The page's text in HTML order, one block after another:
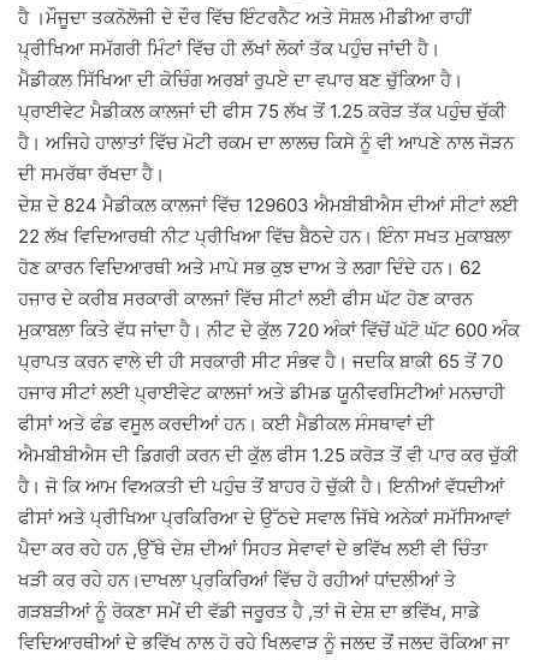
ਹੈ ।ਮੌਜੂਦਾ ਤਕਨੋਲੋਜੀ ਦੇ ਦੌਰ ਵਿੱਚ ਇੰਟਰਨੈਟ ਅਤੇ ਸੋਸ਼ਲ ਮੀਡੀਆ ਰਾਹੀਂ
ਪ੍ਰੀਖਿਆ ਸਮੱਗਰੀ ਮਿੰਟਾਂ ਵਿੱਚ ਹੀ ਲੱਖਾਂ ਲੋਕਾਂ ਤੱਕ ਪਹੁੰਚ ਜਾਂਦੀ ਹੈ।
ਮੈਡੀਕਲ ਸਿੱਖਿਆ ਦੀ ਕੋਚਿੰਗ ਅਰਬਾਂ ਰੁਪਏ ਦਾ ਵਪਾਰ ਬਣ ਚੁੱਕਿਆ ਹੈ।
ਪ੍ਰਾਈਵੇਟ ਮੈਡੀਕਲ ਕਾਲਜਾਂ ਦੀ ਫੀਸ 75 ਲੱਖ ਤੋਂ 1.25 ਕਰੋੜ ਤੱਕ ਪਹੁੰਚ ਚੁੱਕੀ
ਹੈ। ਅਜਿਹੇ ਹਾਲਾਤਾਂ ਵਿੱਚ ਮੋਟੀ ਰਕਮ ਦਾ ਲਾਲਚ ਕਿਸੇ ਨੂੰ ਵੀ ਆਪਣੇ ਨਾਲ ਜੋੜਨ
ਦੀ ਸਮਰੱਥਾ ਰੱਖਦਾ ਹੈ।
ਦੇਸ਼ ਦੇ 824 ਮੈਡੀਕਲ ਕਾਲਜਾਂ ਵਿੱਚ 129603 ਐਮਬੀਬੀਐਸ ਦੀਆਂ ਸੀਟਾਂ ਲਈ
22 ਲੱਖ ਵਿਦਿਆਰਥੀ ਨੀਟ ਪ੍ਰੀਖਿਆ ਵਿੱਚ ਬੈਠਦੇ ਹਨ। ਇੰਨਾ ਸਖਤ ਮੁਕਾਬਲਾ
ਹੋਣ ਕਾਰਨ ਵਿਦਿਆਰਥੀ ਅਤੇ ਮਾਪੇ ਸਭ ਕੁਝ ਦਾਅ ਤੇ ਲਗਾ ਦਿੰਦੇ ਹਨ। 62
ਹਜਾਰ ਦੇ ਕਰੀਬ ਸਰਕਾਰੀ ਕਾਲਜਾਂ ਵਿੱਚ ਸੀਟਾਂ ਲਈ ਫੀਸ ਘੱਟ ਹੋਣ ਕਾਰਨ
ਮੁਕਾਬਲਾ ਕਿਤੇ ਵੱਧ ਜਾਂਦਾ ਹੈ। ਨੀਟ ਦੇ ਕੁੱਲ 720 ਅੰਕਾਂ ਵਿੱਚੋਂ ਘੱਟੋ ਘੱਟ 600 ਅੰਕ
ਪ੍ਰਾਪਤ ਕਰਨ ਵਾਲੇ ਦੀ ਹੀ ਸਰਕਾਰੀ ਸੀਟ ਸੰਭਵ ਹੈ। ਜਦਕਿ ਬਾਕੀ 65 ਤੋਂ 70
ਹਜਾਰ ਸੀਟਾਂ ਲਈ ਪ੍ਰਾਈਵੇਟ ਕਾਲਜਾਂ ਅਤੇ ਡੀਮਡ ਯੂਨੀਵਰਸਿਟੀਆਂ ਮਨਚਾਹੀ
ਫੀਸਾਂ ਅਤੇ ਫੰਡ ਵਸੂਲ ਕਰਦੀਆਂ ਹਨ। ਕਈ ਮੈਡੀਕਲ ਸੰਸਥਾਵਾਂ ਦੀ
ਐਮਬੀਬੀਐਸ ਦੀ ਡਿਗਰੀ ਕਰਨ ਦੀ ਕੁੱਲ ਫੀਸ 1.25 ਕਰੋੜ ਤੋਂ ਵੀ ਪਾਰ ਕਰ ਚੁੱਕੀ
ਹੈ। ਜੋ ਕਿ ਆਮ ਵਿਅਕਤੀ ਦੀ ਪਹੁੰਚ ਤੋਂ ਬਾਹਰ ਹੋ ਚੁੱਕੀ ਹੈ। ਇਨੀਆਂ ਵੱਧਦੀਆਂ
ਫੀਸਾਂ ਅਤੇ ਪ੍ਰੀਖਿਆ ਪ੍ਰਕਿਰਿਆ ਦੇ ਉੱਠਦੇ ਸਵਾਲ ਜਿੱਥੇ ਅਨੇਕਾਂ ਸਮੱਸਿਆਵਾਂ
ਪੈਦਾ ਕਰ ਰਹੇ ਹਨ ,ਉੱਥੇ ਦੇਸ਼ ਦੀਆਂ ਸਿਹਤ ਸੇਵਾਵਾਂ ਦੇ ਭਵਿੱਖ ਲਈ ਵੀ ਚਿੰਤਾ
ਖੜੀ ਕਰ ਰਹੇ ਹਨ।ਦਾਖਲਾ ਪ੍ਰਕਿਰਿਆਂ ਵਿੱਚ ਹੋ ਰਹੀਆਂ ਧਾਂਦਲੀਆਂ ਤੇ
ਗੜਬੜੀਆਂ ਨੂੰ ਰੋਕਣਾ ਸਮੇਂ ਦੀ ਵੱਡੀ ਜਰੂਰਤ ਹੈ ,ਤਾਂ ਜੋ ਦੇਸ਼ ਦਾ ਭਵਿੱਖ, ਸਾਡੇ
ਵਿਦਿਆਰਥੀਆਂ ਦੇ ਭਵਿੱਖ ਨਾਲ ਹੋ ਰਹੇ ਖਿਲਵਾੜ ਨੂੰ ਜਲਦ ਤੋਂ ਜਲਦ ਰੋਕਿਆ ਜਾ